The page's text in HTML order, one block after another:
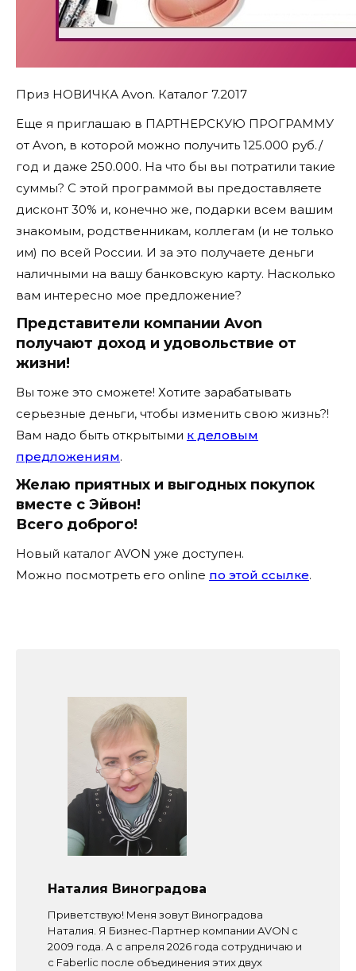
Приз НОВИЧКА Avon. Каталог 7.2017
Еще я приглашаю в ПАРТНЕРСКУЮ ПРОГРАММУ
от Avon, в которой можно получить 125.000 руб./
год и даже 250.000. На что бы вы потратили такие
суммы? С этой программой вы предоставляете
дисконт 30% и, конечно же, подарки всем вашим
знакомым, родственникам, коллегам (и не только
им) по всей России. И за это получаете деньги
наличными на вашу банковскую карту. Насколько
вам интересно мое предложение?
Представители компании Avon
получают доход и удовольствие от
жизни!
Вы тоже это сможете! Хотите зарабатывать
серьезные деньги, чтобы изменить свою жизнь?!
Вам надо быть открытыми к деловым
предложениям.
Желаю приятных и выгодных покупок
вместе с Эйвон!
Всего доброго!
Новый каталог AVON уже доступен.
Можно посмотреть его online по этой ссылке.
Наталия Виноградова
Приветствую! Меня зовут Виноградова
Наталия. Я Бизнес-Партнер компании AVON с
2009 года. А с апреля 2026 года сотрудничаю и
с Faberlic после объединения этих двух